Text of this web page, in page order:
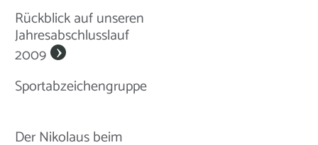
Rückblick auf unseren
Jahresabschlusslauf
2009
Sportabzeichengruppe
Der Nikolaus beim